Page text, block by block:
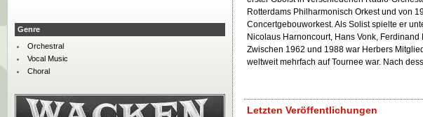
Rotterdams Philharmonisch Orkest und von
Concertgebouworkest. Als Solist spielte er
Nicolaus Harnoncourt, Hans Vonk,
Zwischen 1962 und 1988 war Herbers
weltweit mehrfach auf Tournee war. Nach
Letzten Veröffentlichungen
Genre
Orchestral
Vocal Music
Choral